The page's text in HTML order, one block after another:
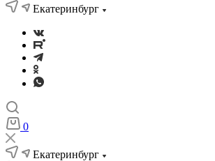
Екатеринбург
0
Екатеринбург